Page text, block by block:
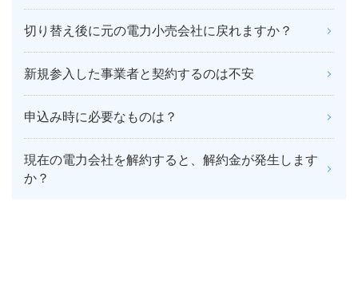
切り替え後に元の電力小売会社に戻れますか？
新規参入した事業者と契約するのは不安
申込み時に必要なものは？
現在の電力会社を解約すると、解約金が発生します
か？